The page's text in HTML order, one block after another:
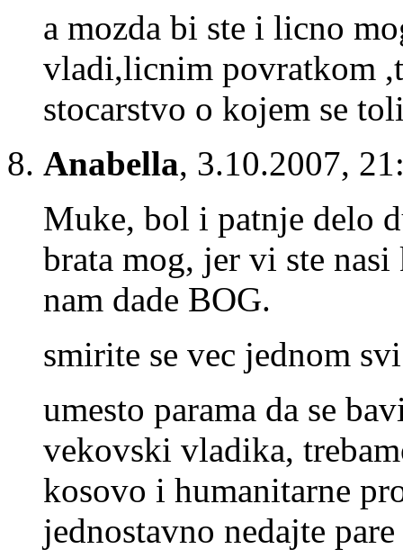
a mozda bi ste i licno
vladi,licnim povratkom
stocarstvo o kojem se
Anabella, 3.10.2007,
Muke, bol i patnje delo
brata mog, jer vi ste
nam dade BOG.
smirite se vec jednom
umesto parama da se
vekovski vladika,
kosovo i humanitarne
jednostavno nedajte